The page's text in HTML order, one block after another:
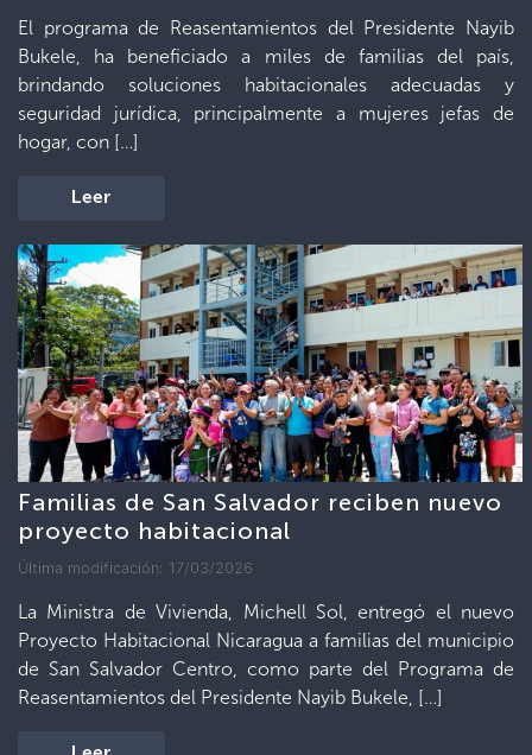
El programa de Reasentamientos del Presidente Nayib
Bukele, ha beneficiado a miles de familias del país,
brindando soluciones habitacionales adecuadas y
seguridad jurídica, principalmente a mujeres jefas de
hogar, con […]
Leer
Familias de San Salvador reciben nuevo
proyecto habitacional
Última modificación: 17/03/2026
La Ministra de Vivienda, Michell Sol, entregó el nuevo
Proyecto Habitacional Nicaragua a familias del municipio
de San Salvador Centro, como parte del Programa de
Reasentamientos del Presidente Nayib Bukele, […]